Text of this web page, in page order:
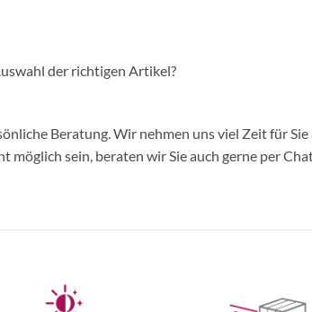
der richtigen Artikel?
Beratung. Wir nehmen uns viel Zeit für Sie
möglich sein, beraten wir Sie auch gerne per